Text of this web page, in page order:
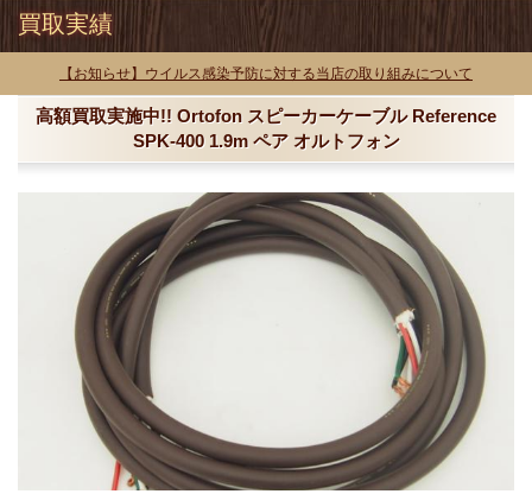
買取実績
【お知らせ】ウイルス感染予防に対する当店の取り組みについて
高額買取実施中!! Ortofon スピーカーケーブル Reference
SPK-400 1.9m ペア オルトフォン